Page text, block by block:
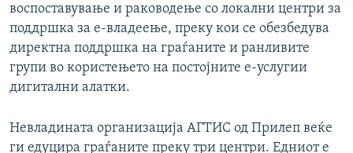
воспоставување и раководење со локални центри за
поддршка за е-владеење, преку кои се обезбедува
директна поддршка на граѓаните и ранливите
групи во користењето на постојните е-услугии
дигитални алатки.​
Невладината организација АГТИС од Прилеп веќе
ги едуцира граѓаните преку три центри. Едниот е